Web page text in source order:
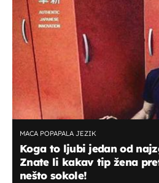
MACA POPAPALA JEZIK
Koga to ljubi jedan od
Znate li kakav tip žena
nešto sokole!